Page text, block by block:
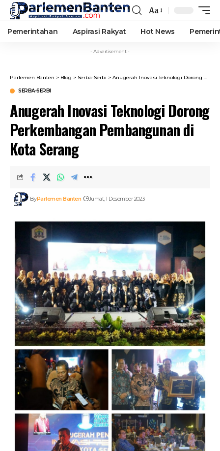
Font
Resizer
Aa
Pemerintahan Aspirasi Rakyat Hot News
- Advertisement -
Parlemen Banten > Blog > Serba-Serbi > Anugerah Inovasi Teknologi Dorong Perkembangan Pembangunan di Kota Serang
SERBA-SERBI
Anugerah Inovasi Teknologi Dorong
Perkembangan Pembangunan di
Kota Serang
ByParlemen Banten Jumat, 1 Desember 2023